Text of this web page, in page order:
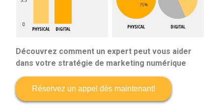
Découvrez comment un expert peut vous aider
dans votre stratégie de marketing numérique
Réservez un appel dès maintenant!